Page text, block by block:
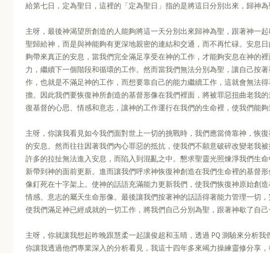
給第七日，定為聖日，這裡的「定為聖日」指的是將這日分別出來，歸神為
主呀，最後神渴望所創造的人能夠將這一天分別出來歸神為聖，跟著神一
聖歸給神，而是與神能夠有更深地親密的連結和交通，而不再忙碌。安息
夠帶來真正的安息，當我們完全滿足享受在神的工作，才能夠安息在神的
力，繼續下一個階段和循環的工作。然而當我們無法分別為聖，讓自己按
作，也就是不滿足神的工作，而想要靠自己的能力繼續工作，這就會無法
擔。因此我們要恢復神所創造的基督形像在我們裡面，將被罪惡扭曲老我
復基督的心思、情感和意志，讓神的工作運行在我們的生命裡，使我們能夠
主呀，你讓我看見如今我們面對世上一切的挑戰時，我們應當倚靠神，恢
的安息。然而往往因著我們內心罪惡的抵抗，使我們不願意破碎改變老我
許多的拉扯無法進入安息，而陷入到混亂之中。懇求聖靈光照煉淨我們生
新帶到神的面前更新。進而讓我們呼求神恢復神創造在我們生命裡的基督
像釘死在十字架上。使神的話語充滿能力更新我們，使我們恢復神原始創造
情感、意志的屬天生命形像。最後讓我們按著神的話語得著能力管理一切，
使我們滿足神已經成就的一切工作，將我們自己分別為聖，跟著神歇了自
主呀，你就讓我想起昨晚跟慧柔一起讓俊超和玉晴，透過 PQ 測驗來分析
你讓我透過他們專業深入的分析看見，我這十四年多來竭力操練靈修分享